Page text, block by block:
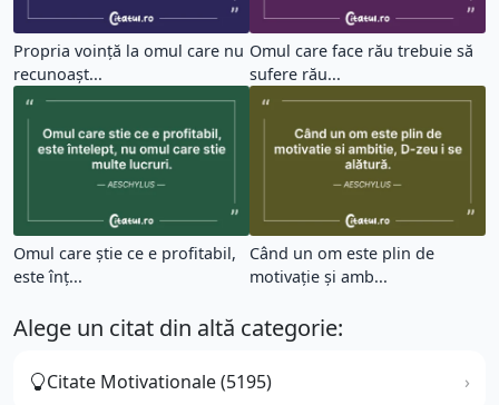
Propria voință la omul care nu
recunoașt...
Omul care face rău trebuie să
sufere rău...
Omul care știe ce e profitabil,
este înț...
Când un om este plin de
motivație și amb...
Alege un citat din altă categorie:
Citate Motivationale (5195)